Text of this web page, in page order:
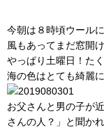
今朝は８時頃ウール
風もあってまだ窓開
やっぱり土曜日！た
海の色はとても綺麗
お父さんと男の子が
さんの人？」と聞か